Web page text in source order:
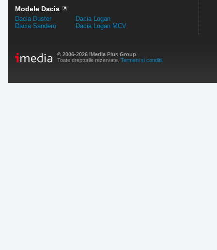
Modele Dacia
Dacia Duster
Dacia Sandero
Dacia Logan
Dacia Logan MCV
© 2006-2026 iMedia Plus Group
Toate drepturile rezervate. Termeni si conditii